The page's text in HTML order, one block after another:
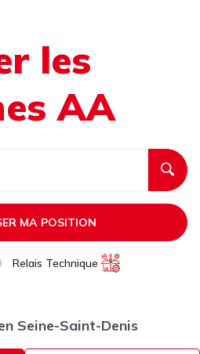
les
AA
MA POSITION
Relais Technique
Seine-Saint-Denis